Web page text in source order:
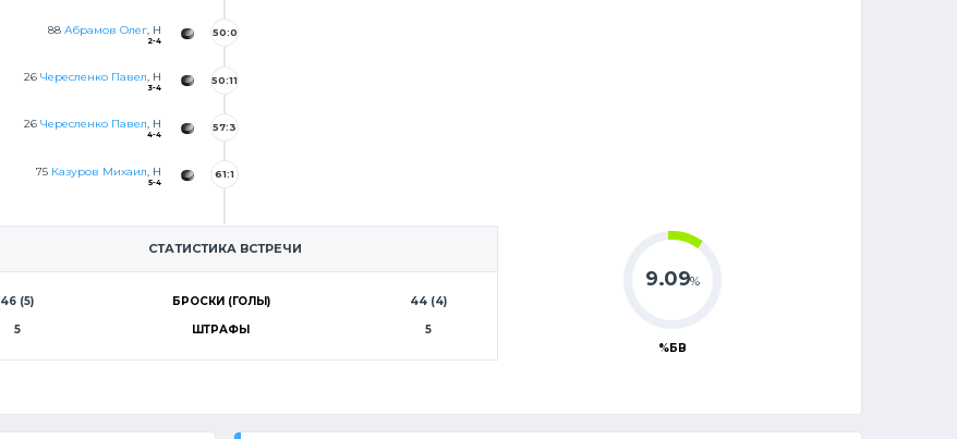
88 Абрамов Олег, Н
2-4
50:0
26 Чересленко Павел, Н
3-4
50:11
26 Чересленко Павел, Н
4-4
57:3
75 Казуров Михаил, Н
5-4
61:1
СТАТИСТИКА ВСТРЕЧИ
46 (5) БРОСКИ (ГОЛЫ)
44 (4)
5
ШТРАФЫ 5
9.09%
%БВ